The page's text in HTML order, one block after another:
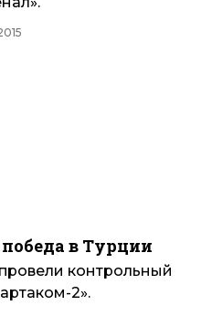
победа в Турции
контрольный
2».